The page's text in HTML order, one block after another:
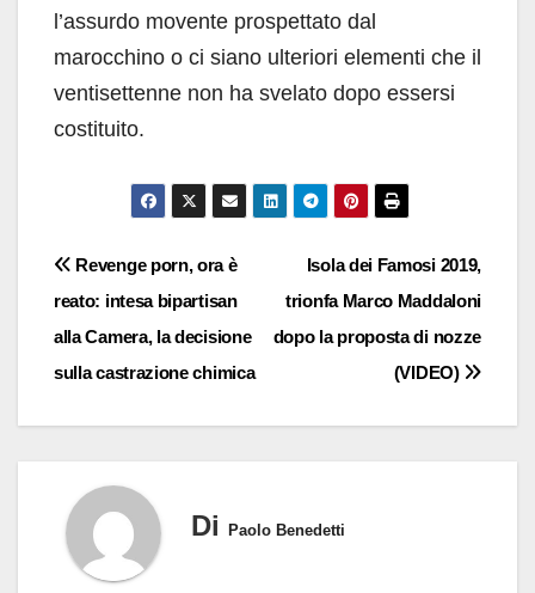
l’assurdo movente prospettato dal
marocchino o ci siano ulteriori elementi che il
ventisettenne non ha svelato dopo essersi
costituito.
Navigazione
articoli
Isola dei Famosi 2019,
trionfa Marco Maddaloni
dopo la proposta di nozze
(VIDEO)
Revenge porn, ora è
reato: intesa bipartisan
alla Camera, la decisione
sulla castrazione chimica
Di Paolo Benedetti